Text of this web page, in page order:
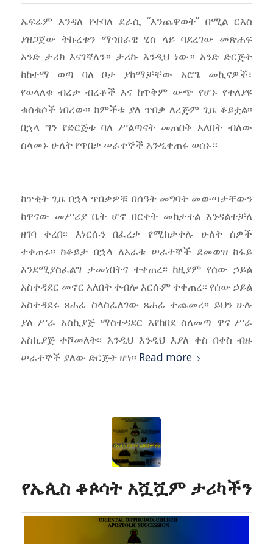
ኤፍሬም እንዳለ የተባለ ደራሲ “እንጨዋወት” በሚል ርእስ
ያዘጋጀው ትኩረቱን ማኅበራዊ ሂስ ላይ ባደረገው መጽሐፍ
አንድ ታሪክ እናገኛለን። ታሪኩ እንዲህ ነው። አንድ ድርጅት
ከከተማ ወጣ ባለ ቦታ ያከማቻቸው አሮጌ መኪናዎች፣
የወላለቁ ብረታ ብረቶች እና ከጥቅም ውጭ የሆኑ የተለያዩ
ቁሰቁሶች ነበረው፡፡ ክምችቱ ያለ ጥበቃ ለረጅም ጊዜ ቆይቷል፡፡
በኋላ ግን የድርጅቱ ባለ ሥልጣናት መጠበቅ አለበት ብለው
ስላመኑ ሁለት የጥበቃ ሠራተኞች እንዲቀጠሩ ወሰኑ።
ከጥቂት ጊዜ በኋላ ጥበቃዎቹ በሰዓት መግባት መውጣታቸውን
ከዋናው መሥሪያ ቤት ሆኖ በርቀት መከታተል እንዳልተቻለ
ዘገባ ቀረበ፡፡ እነርሱን በፈረቃ የሚከታተሉ ሁለት ሰዎች
ተቀጠሩ፡፡ ከቆይታ በኋላ ለአራቱ ሠራተኞች ደመወዝ ከፋይ
እንደሚያስፈልግ ታመነበትና ተቀጠረ፡፡ ከዚያም የሰው ኃይል
አስተዳደር መኖር አለበት ተብሎ እርሱም ተቀጠረ፡፡ የሰው ኃይል
አስተዳደሩ ጸሐፊ ስላስፈለገው ጸሐፊ ተጨመረ፡፡ ይህን ሁሉ
ያለ ሥራ አስኪያጅ ማስተዳደር እየከበደ ስለመጣ ዋና ሥራ
አስኪያጅ ተሾመለት፡፡ እንዲህ እንዲህ እያለ ቀስ በቀስ ብዙ
ሠራተኞች ያለው ድርጅት ሆነ፡፡ Read more
የኤጲስ ቆጶሳት አሿሿም ታሪካችን